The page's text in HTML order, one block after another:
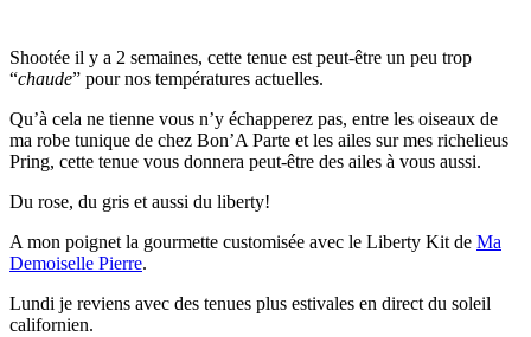
Shootée il y a 2 semaines, cette tenue est peut-être un peu trop
“chaude” pour nos températures actuelles.
Qu’à cela ne tienne vous n’y échapperez pas, entre les oiseaux de
ma robe tunique de chez Bon’A Parte et les ailes sur mes richelieus
Pring, cette tenue vous donnera peut-être des ailes à vous aussi.
Du rose, du gris et aussi du liberty!
A mon poignet la gourmette customisée avec le Liberty Kit de Ma
Demoiselle Pierre.
Lundi je reviens avec des tenues plus estivales en direct du soleil
californien.